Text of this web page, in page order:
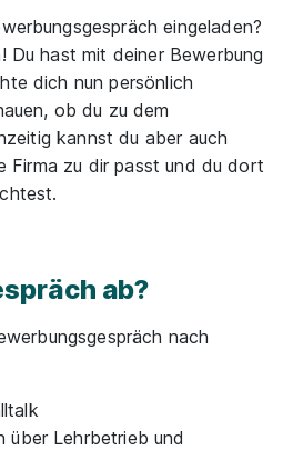
eingeladen?
Du hast mit deiner Bewerbung
dich nun persönlich
ob du zu dem
kannst du aber auch
Firma zu dir passt und du dort
ab?
nach
über Lehrbetrieb und